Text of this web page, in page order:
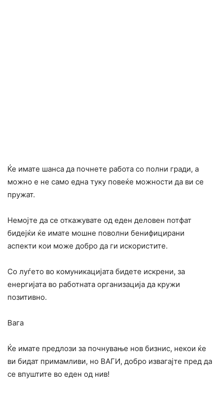
Ќе имате шанса да почнете работа со полни гради, а
можно е не само една туку повеќе можности да ви се
пружат.
Немојте да се откажувате од еден деловен потфат
бидејќи ќе имате мошне поволни бенифицирани
аспекти кои може добро да ги искористите.
Со луѓето во комуникацијата бидете искрени, за
енергијата во работната организација да кружи
позитивно.
Вага
Ќе имате предлози за почнување нов бизнис, некои ќе
ви бидат примамливи, но ВАГИ, добро извагајте пред да
се впуштите во еден од нив!